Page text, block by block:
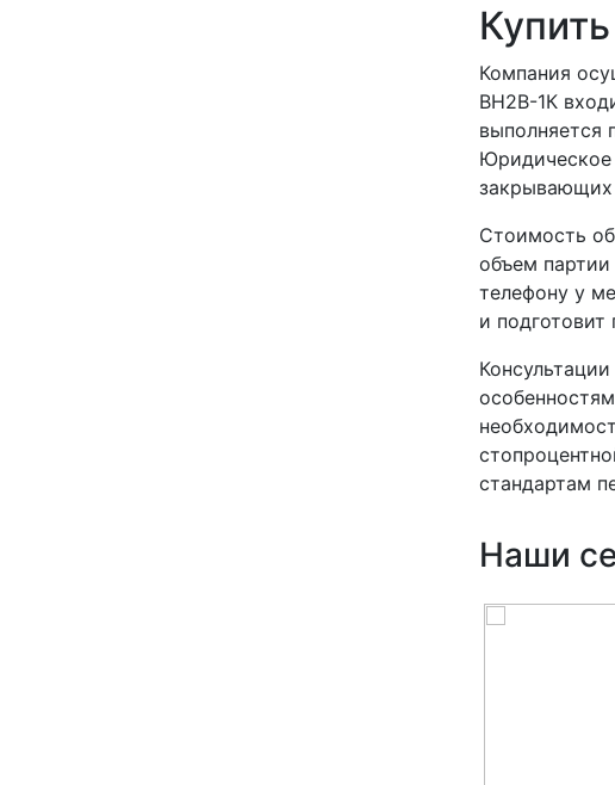
Компания
ВН2В-1К
выполняется
Юридическое
закрывающих
Стоимость
объем
телефону у
и подготовит
стандартам
Наши